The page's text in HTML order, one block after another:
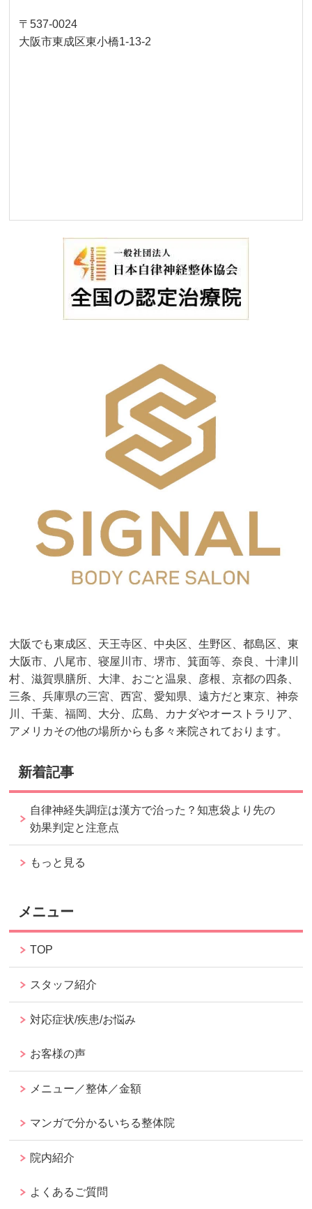
〒537-0024
大阪市東成区東小橋1-13-2
大阪でも東成区、天王寺区、中央区、生野区、都島区、東
大阪市、八尾市、寝屋川市、堺市、箕面等、奈良、十津川
村、滋賀県膳所、大津、おごと温泉、彦根、京都の四条、
三条、兵庫県の三宮、西宮、愛知県、遠方だと東京、神奈
川、千葉、福岡、大分、広島、カナダやオーストラリア、
アメリカその他の場所からも多々来院されております。
新着記事
自律神経失調症は漢方で治った？知恵袋より先の
効果判定と注意点
もっと見る
メニュー
TOP
スタッフ紹介
対応症状/疾患/お悩み
お客様の声
メニュー／整体／金額
マンガで分かるいちる整体院
院内紹介
よくあるご質問